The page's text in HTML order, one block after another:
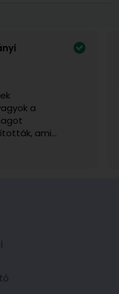
a
ami
fontos volt, mert
Telefonon is
ajánlani tudom